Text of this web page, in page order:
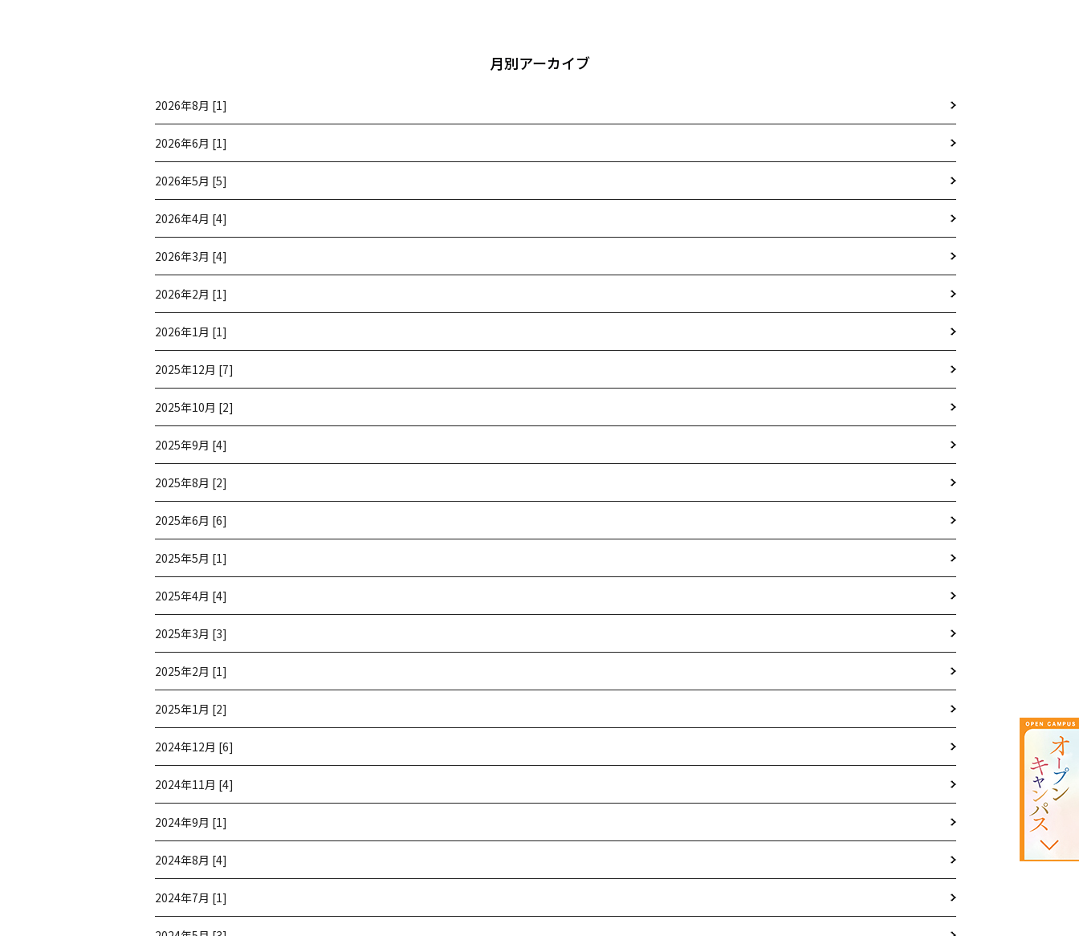
月別アーカイブ
2026年8月 [1]
2026年6月 [1]
2026年5月 [5]
2026年4月 [4]
2026年3月 [4]
2026年2月 [1]
2026年1月 [1]
2025年12月 [7]
2025年10月 [2]
2025年9月 [4]
2025年8月 [2]
2025年6月 [6]
2025年5月 [1]
2025年4月 [4]
2025年3月 [3]
2025年2月 [1]
2025年1月 [2]
2024年12月 [6]
2024年11月 [4]
2024年9月 [1]
2024年8月 [4]
2024年7月 [1]